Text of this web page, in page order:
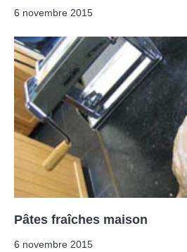
6 novembre 2015
Pâtes fraîches maison
6 novembre 2015